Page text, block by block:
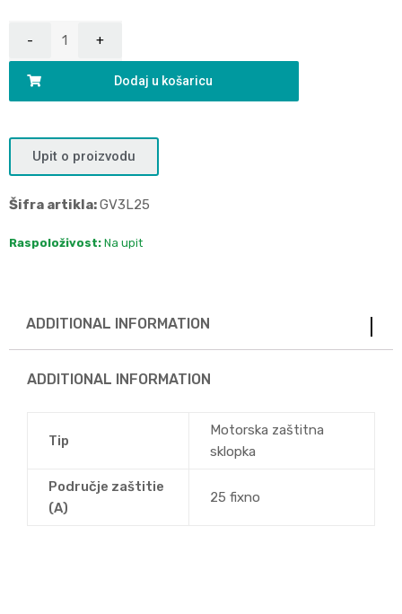
Dodaj u košaricu
Upit o proizvodu
Šifra artikla:GV3L25
Raspoloživost: Na upit
ADDITIONAL INFORMATION
ADDITIONAL INFORMATION
Tip
Motorska zaštitna
sklopka
Područje zaštitie
(A)
25 fixno